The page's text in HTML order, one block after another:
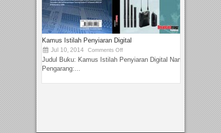
Kamus Istilah Penyiaran Digital
Jul 10, 2014 Comments Off
Judul Buku: Kamus Istilah Penyiaran Digital Nama
Pengarang:...